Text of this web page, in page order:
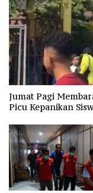
Jumat Pagi
Picu Kepanikan